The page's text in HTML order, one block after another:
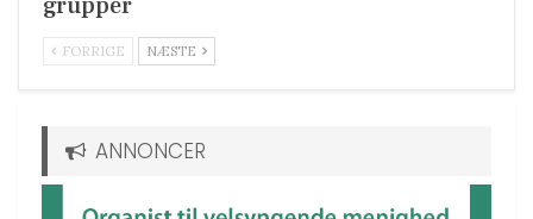
grupper
FORRIGE NÆSTE
ANNONCER